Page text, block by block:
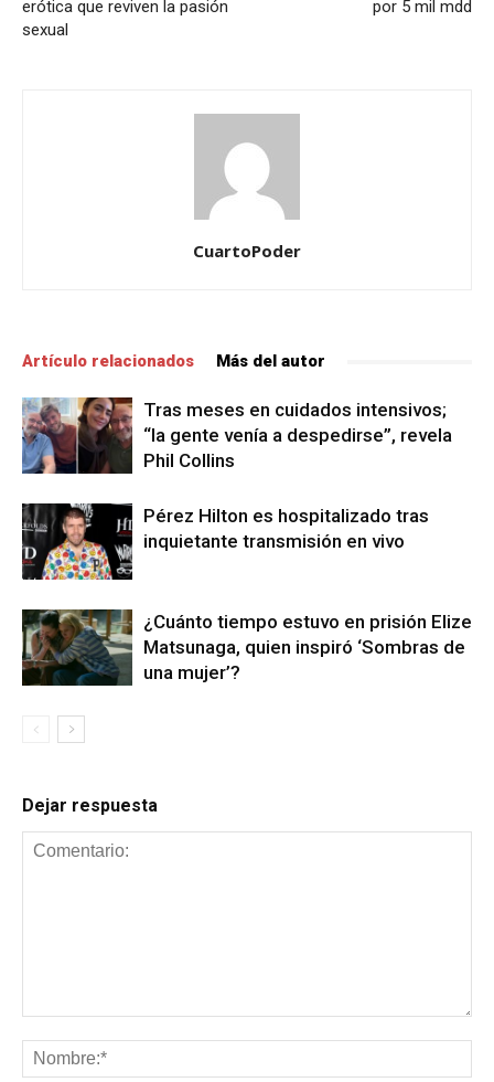
erótica que reviven la pasión
sexual
por 5 mil mdd
CuartoPoder
Artículo relacionados Más del autor
Tras meses en cuidados intensivos;
“la gente venía a despedirse”, revela
Phil Collins
Pérez Hilton es hospitalizado tras
inquietante transmisión en vivo
¿Cuánto tiempo estuvo en prisión Elize
Matsunaga, quien inspiró ‘Sombras de
una mujer’?
Dejar respuesta